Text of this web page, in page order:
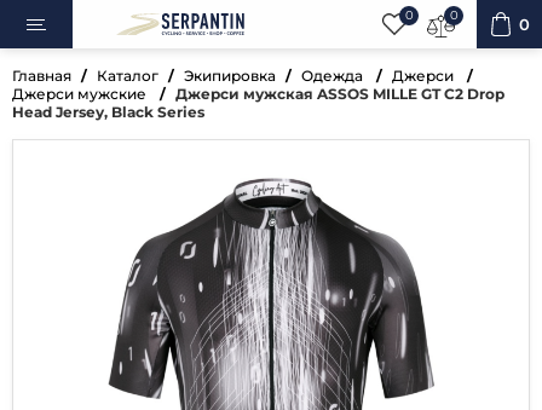
0 0 0
Главная Каталог Экипировка Одежда
Джерси
Джерси мужские
Джерси мужская ASSOS MILLE GT C2 Drop
Head Jersey, Black Series